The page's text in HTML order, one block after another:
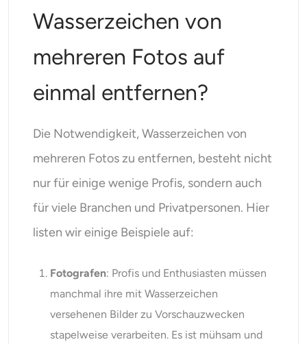
Wasserzeichen von
mehreren Fotos auf
einmal entfernen?
Die Notwendigkeit, Wasserzeichen von
mehreren Fotos zu entfernen, besteht nicht
nur für einige wenige Profis, sondern auch
für viele Branchen und Privatpersonen. Hier
listen wir einige Beispiele auf:
Fotografen: Profis und Enthusiasten müssen
manchmal ihre mit Wasserzeichen
versehenen Bilder zu Vorschauzwecken
stapelweise verarbeiten. Es ist mühsam und